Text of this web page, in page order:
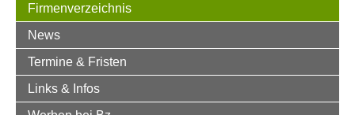
Firmenverzeichnis
News
Termine & Fristen
Links & Infos